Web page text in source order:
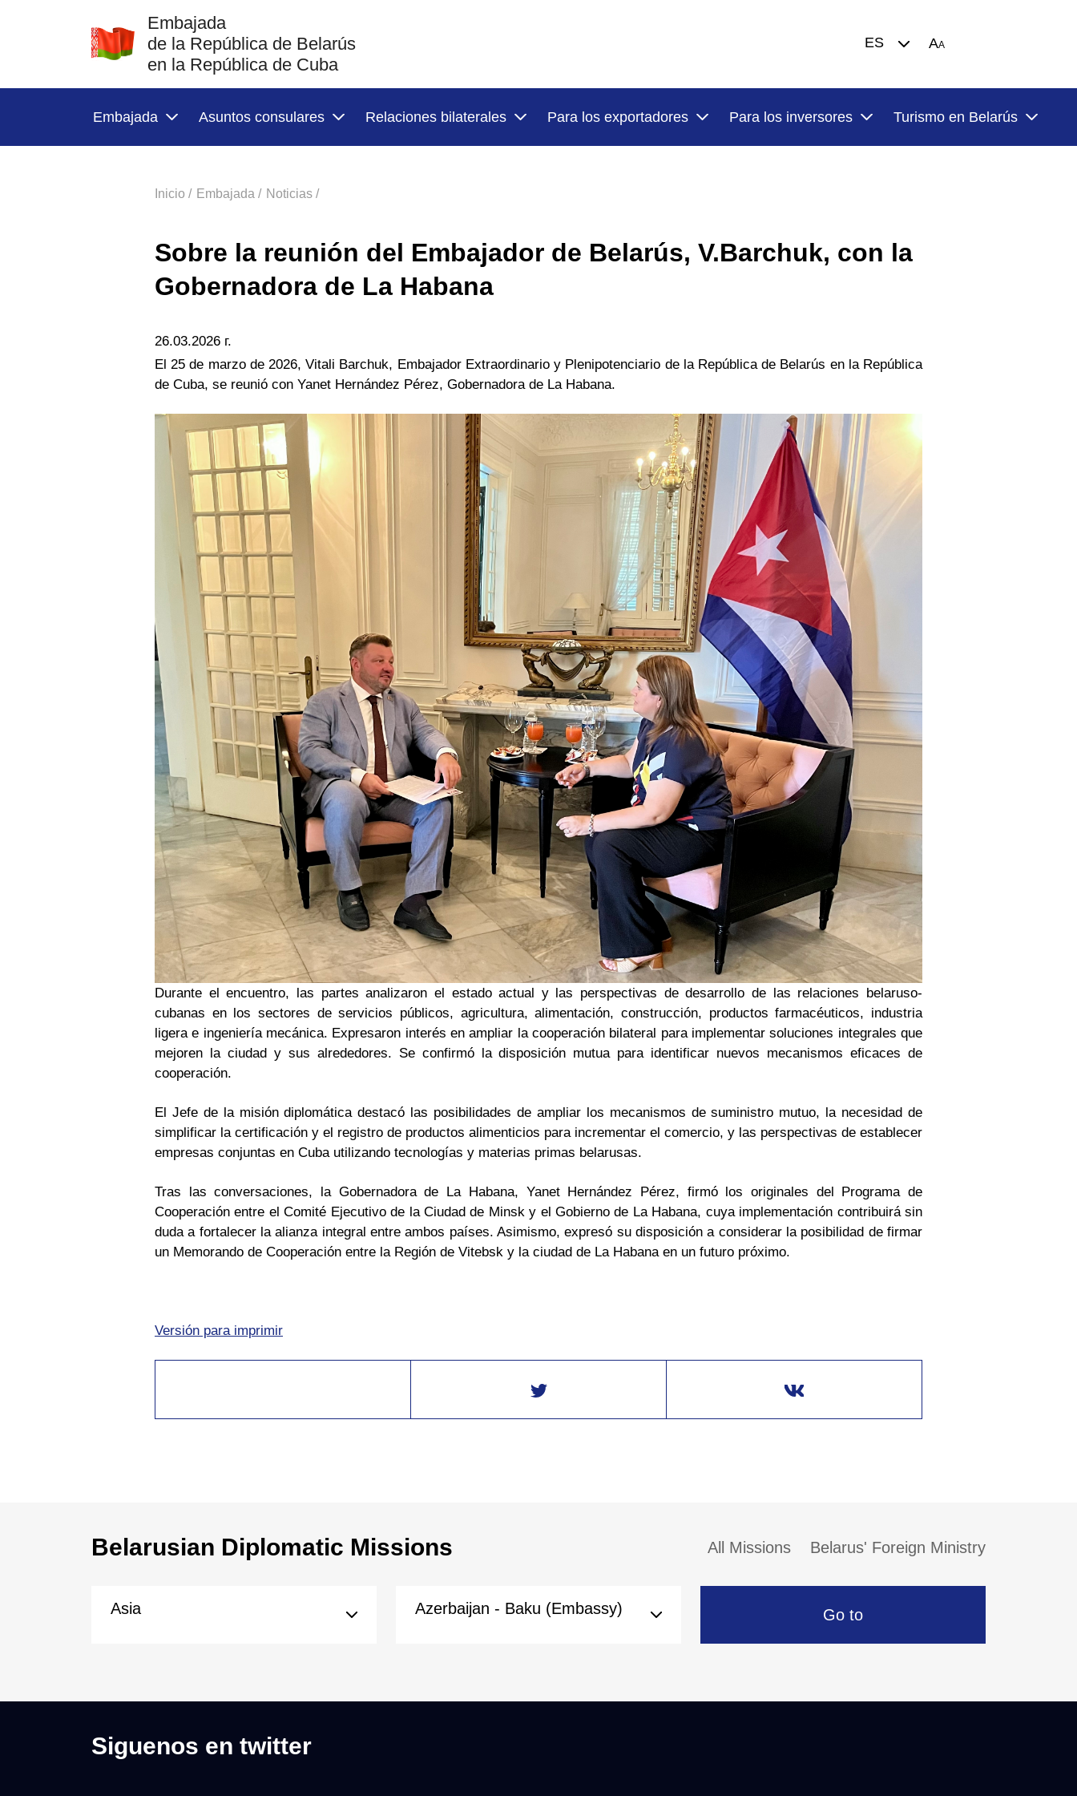
Embajada
de la República de Belarús
en la República de Cuba
ES AA
Embajada Asuntos consulares Relaciones bilaterales Para los exportadores Para los inversores Turismo en Belarús
Inicio / Embajada / Noticias /
Sobre la reunión del Embajador de Belarús, V.Barchuk, con la
Gobernadora de La Habana
26.03.2026 г.
El 25 de marzo de 2026, Vitali Barchuk, Embajador Extraordinario y Plenipotenciario de la República de Belarús en la República
de Cuba, se reunió con Yanet Hernández Pérez, Gobernadora de La Habana.
Durante el encuentro, las partes analizaron el estado actual y las perspectivas de desarrollo de las relaciones belaruso-
cubanas en los sectores de servicios públicos, agricultura, alimentación, construcción, productos farmacéuticos, industria
ligera e ingeniería mecánica. Expresaron interés en ampliar la cooperación bilateral para implementar soluciones integrales que
mejoren la ciudad y sus alrededores. Se confirmó la disposición mutua para identificar nuevos mecanismos eficaces de
cooperación.
El Jefe de la misión diplomática destacó las posibilidades de ampliar los mecanismos de suministro mutuo, la necesidad de
simplificar la certificación y el registro de productos alimenticios para incrementar el comercio, y las perspectivas de establecer
empresas conjuntas en Cuba utilizando tecnologías y materias primas belarusas.
Tras las conversaciones, la Gobernadora de La Habana, Yanet Hernández Pérez, firmó los originales del Programa de
Cooperación entre el Comité Ejecutivo de la Ciudad de Minsk y el Gobierno de La Habana, cuya implementación contribuirá sin
duda a fortalecer la alianza integral entre ambos países. Asimismo, expresó su disposición a considerar la posibilidad de firmar
un Memorando de Cooperación entre la Región de Vitebsk y la ciudad de La Habana en un futuro próximo.
Versión para imprimir
Belarusian Diplomatic Missions All Missions Belarus' Foreign Ministry
Asia Azerbaijan - Baku (Embassy) Go to
Siguenos en twitter